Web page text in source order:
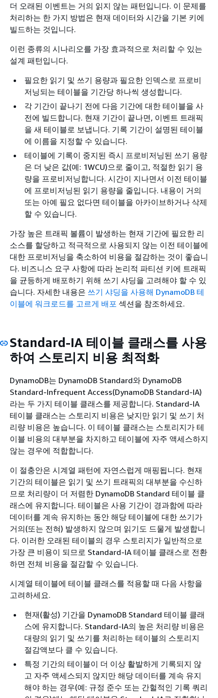
더 오래된 이벤트는 거의 읽지 않는 패턴입니다. 이 문제를
처리하는 한 가지 방법은 현재 데이터와 시간을 기본 키에
빌드하는 것입니다.
이런 종류의 시나리오를 가장 효과적으로 처리할 수 있는
설계 패턴입니다.
필요한 읽기 및 쓰기 용량과 필요한 인덱스로 프로비
저닝되는 테이블을 기간당 하나씩 생성합니다.
각 기간이 끝나기 전에 다음 기간에 대한 테이블을 사
전에 빌드합니다. 현재 기간이 끝나면, 이벤트 트래픽
을 새 테이블로 보냅니다. 기록 기간이 설명된 테이블
에 이름을 지정할 수 있습니다.
테이블에 기록이 중지된 즉시 프로비저닝된 쓰기 용량
은 더 낮은 값(예: 1WCU)으로 줄이고, 적절한 읽기 용
량을 프로비저닝합니다. 시간이 지나면서 이전 테이블
에 프로비저닝된 읽기 용량을 줄입니다. 내용이 거의
또는 아예 필요 없다면 테이블을 아카이브하거나 삭제
할 수 있습니다.
가장 높은 트래픽 볼륨이 발생하는 현재 기간에 필요한 리
소스를 할당하고 적극적으로 사용되지 않는 이전 테이블에
대한 프로비저닝을 축소하여 비용을 절감하는 것이 좋습니
다. 비즈니스 요구 사항에 따라 논리적 파티션 키에 트래픽
을 균등하게 배포하기 위해 쓰기 샤딩을 고려해야 할 수 있
습니다. 자세한 내용은 쓰기 샤딩을 사용해 DynamoDB 테
이블에 워크로드를 고르게 배포 섹션을 참조하세요.
Standard-IA 테이블 클래스를 사용
하여 스토리지 비용 최적화
DynamoDB는 DynamoDB Standard와 DynamoDB
Standard-Infrequent Access(DynamoDB Standard-IA)
라는 두 가지 테이블 클래스를 제공합니다. Standard-IA
테이블 클래스는 스토리지 비용은 낮지만 읽기 및 쓰기 처
리량 비용은 높습니다. 이 테이블 클래스는 스토리지가 테
이블 비용의 대부분을 차지하고 테이블에 자주 액세스하지
않는 경우에 적합합니다.
이 절충안은 시계열 패턴에 자연스럽게 매핑됩니다. 현재
기간의 테이블은 읽기 및 쓰기 트래픽의 대부분을 수신하
므로 처리량이 더 저렴한 DynamoDB Standard 테이블 클
래스에 유지합니다. 테이블은 사용 기간이 경과함에 따라
데이터를 계속 유지하는 동안 해당 테이블에 대한 쓰기가
거의(또는 전혀) 발생하지 않으며 읽기도 드물게 발생합니
다. 이러한 오래된 테이블의 경우 스토리지가 일반적으로
가장 큰 비용이 되므로 Standard-IA 테이블 클래스로 전환
하면 전체 비용을 절감할 수 있습니다.
시계열 테이블에 테이블 클래스를 적용할 때 다음 사항을
고려하세요.
현재(활성) 기간을 DynamoDB Standard 테이블 클래
스에 유지합니다. Standard-IA의 높은 처리량 비용은
대량의 읽기 및 쓰기를 처리하는 테이블의 스토리지
절감액보다 클 수 있습니다.
특정 기간의 테이블이 더 이상 활발하게 기록되지 않
고 자주 액세스되지 않지만 해당 데이터를 계속 유지
해야 하는 경우(예: 규정 준수 또는 간헐적인 기록 쿼리